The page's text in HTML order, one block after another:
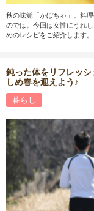
秋の味覚「かぼちゃ」。料
のでは。今回は女性にうれ
めのレシピをご紹介します。
鈍った体をリフレッ
しめ春を迎えよう♪
暮らし